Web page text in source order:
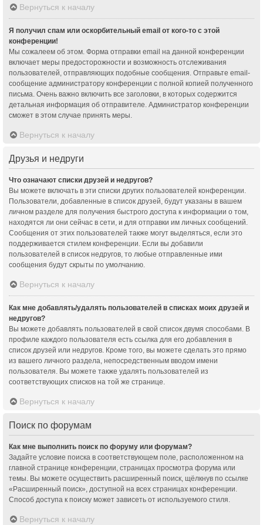
Вернуться к началу
Я получил спам или оскорбительный email от кого-то с этой
конференции!
Мы сожалеем об этом. Форма отправки email на данной конференции
включает меры предосторожности и возможность отслеживания
пользователей, отправляющих подобные сообщения. Отправьте email-
сообщение администратору конференции с полной копией полученного
письма. Очень важно включить все заголовки, в которых содержится
детальная информация об отправителе. Администратор конференции
сможет в этом случае принять меры.
Вернуться к началу
Друзья и недруги
Что означают списки друзей и недругов?
Вы можете включать в эти списки других пользователей конференции.
Пользователи, добавленные в список друзей, будут указаны в вашем
личном разделе для получения быстрого доступа к информации о том,
находятся ли они сейчас в сети, и для отправки им личных сообщений.
Сообщения от этих пользователей также могут выделяться, если это
поддерживается стилем конференции. Если вы добавили
пользователей в список недругов, то любые отправленные ими
сообщения будут скрыты по умолчанию.
Вернуться к началу
Как мне добавлять/удалять пользователей в списках моих друзей и
недругов?
Вы можете добавлять пользователей в свой список двумя способами. В
профиле каждого пользователя есть ссылка для его добавления в
список друзей или недругов. Кроме того, вы можете сделать это прямо
из вашего личного раздела, непосредственным вводом имени
пользователя. Вы можете также удалять пользователей из
соответствующих списков на той же странице.
Вернуться к началу
Поиск по форумам
Как мне выполнить поиск по форуму или форумам?
Задайте условие поиска в соответствующем поле, расположенном на
главной странице конференции, страницах просмотра форума или
темы. Вы можете осуществить расширенный поиск, щёлкнув по ссылке
«Расширенный поиск», доступной на всех страницах конференции.
Способ доступа к поиску может зависеть от используемого стиля.
Вернуться к началу